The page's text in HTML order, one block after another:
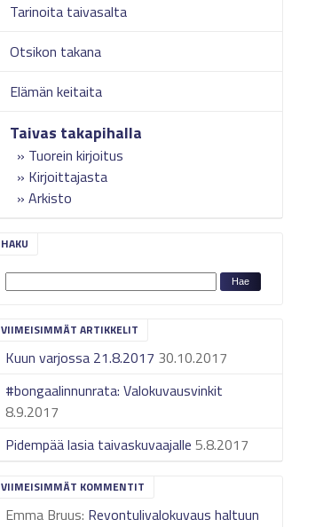
Tarinoita taivasalta
Otsikon takana
Elämän keitaita
Taivas takapihalla
Tuorein kirjoitus
Kirjoittajasta
Arkisto
HAKU
VIIMEISIMMÄT ARTIKKELIT
Kuun varjossa 21.8.2017 30.10.2017
#bongaalinnunrata: Valokuvausvinkit
8.9.2017
Pidempää lasia taivaskuvaajalle 5.8.2017
VIIMEISIMMÄT KOMMENTIT
Emma Bruus: Revontulivalokuvaus haltuun